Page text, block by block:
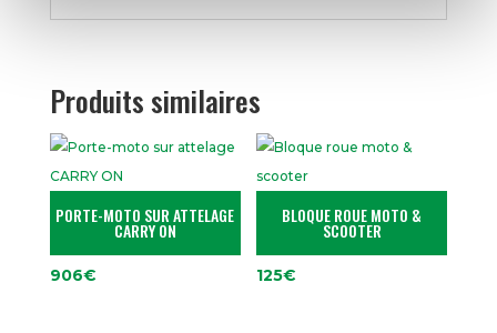
Produits similaires
PORTE-MOTO SUR ATTELAGE
CARRY ON
906€
BLOQUE ROUE MOTO &
SCOOTER
125€